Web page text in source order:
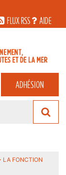
FLUX RSS
AIDE
ADHÉSION
LA FONCTION